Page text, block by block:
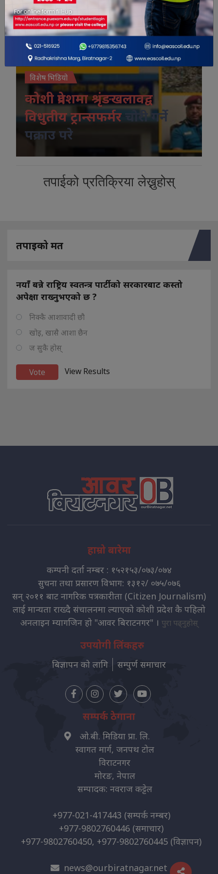
विशेष भिडियो
कोशी प्रदेशमा श्रृंङखलावद्व
विधुतीय ट्रान्सफर्मर
चोरी गर्ने
पक्राउ परे
तपाईको प्रतिक्रिया लेख्नुहोस्
तपाइको मत
नयाँ बन्ने राष्ट्रिय स्वतन्त्र पार्टीको सरकारबाट कस्तो
अपेक्षा राख्नुभएको छ ?
निक्कै आशावादी छौ
खोइ, खासै आशा छैन
ज सुकै होस्
View Results
हाम्रो बारेमा
कम्पनी दर्ता नम्बर : १५२१५३/०७३/०७४
सुचना तथा प्रसारण विभाग: १३१२/ ०७५/०७६
सन् २०११ बाट नागरिक पत्रकारीता (Citizen Journalism)
लाई मान्यता राख्दै संचालनमा ल्याएको कोशी प्रदेश कै पहिलो
अनलाइन म्यागजिन हो "आवर बिराटनगर" । पुरा पढ्नुहोस्
उपयोगी लिंकहरु
बिज्ञापन को लागि सम्पुर्ण समाचार
सम्पर्क ठेगाना
ओ.बी. मिडिया प्रा. लि.
स्वागत मार्ग, जनपथ टोल
विराटनगर
मोरङ, नेपाल
सम्पादक: नवराज कट्टेल
+977-021-417443 (सम्पर्क नम्बर)
+977-9802760446 (समाचार)
+977-9802760450, +977-9802760445 (विज्ञापन)
news@ourbiratnagar.net